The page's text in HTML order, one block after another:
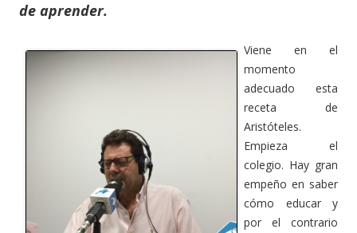
de aprender.
Viene en el
momento
adecuado esta
receta de
Aristóteles.
Empieza el
colegio. Hay gran
empeño en saber
cómo educar y
por el contrario